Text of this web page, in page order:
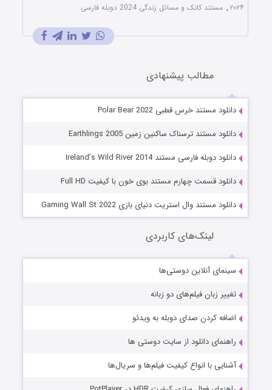
۲۰۲۴ , مستند کانک و مسائل زندگی 2024 دوبله فارسی
مطالب پیشنهادی
دانلود مستند خرس قطبی Polar Bear 2022
دانلود مستند ترسناک ساکنین زمین Earthlings 2005
دانلود دوبله فارسی مستند Ireland’s Wild River 2014
دانلود قسمت چهارم مستند بوی خون با کیفیت Full HD
دانلود مستند وال استریت دنیای بازی Gaming Wall St 2022
لینک‌های کاربردی
سینمای آنلاین دوستی‌ها
تغییر زبان فیلم‌های دو زبانه
اضافه کردن صدای دوبله به ویدئو
راهنمای دانلود از سایت دوستی ها
آشنایی با انواع کیفیت فیلم‌ها و سریال‌ها